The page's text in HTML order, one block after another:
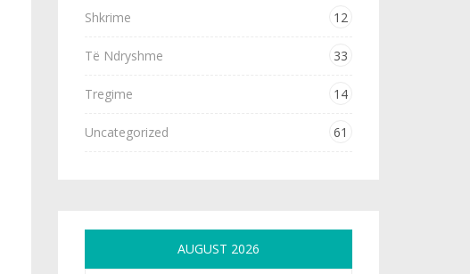
Shkrime 12
Të Ndryshme 33
Tregime 14
Uncategorized 61
AUGUST 2026